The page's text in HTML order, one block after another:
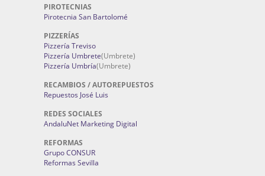
PIROTECNIAS
Pirotecnia San Bartolomé
PIZZERÍAS
Pizzería Treviso
Pizzería Umbrete(Umbrete)
Pizzería Umbría(Umbrete)
RECAMBIOS / AUTOREPUESTOS
Repuestos José Luis
REDES SOCIALES
AndaluNet Marketing Digital
REFORMAS
Grupo CONSUR
Reformas Sevilla